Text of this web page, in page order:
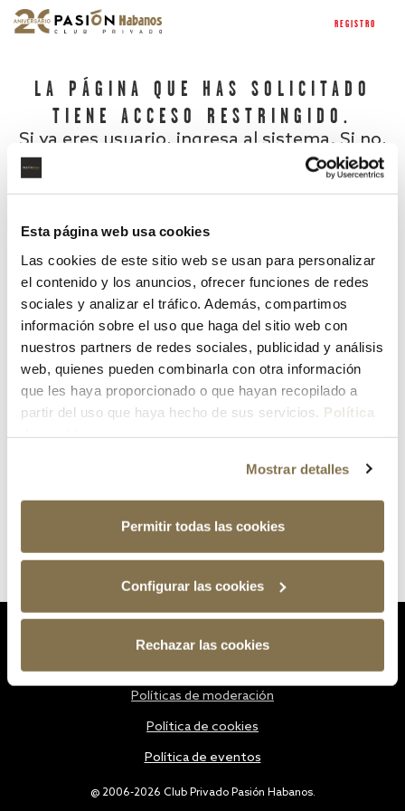
Esta página web usa cookies
Las cookies de este sitio web se usan para personalizar
el contenido y los anuncios, ofrecer funciones de redes
sociales y analizar el tráfico. Además, compartimos
información sobre el uso que haga del sitio web con
nuestros partners de redes sociales, publicidad y análisis
web, quienes pueden combinarla con otra información
que les haya proporcionado o que hayan recopilado a
partir del uso que haya hecho de sus servicios. Política
Mostrar detalles
Permitir todas las cookies
Configurar las cookies
Rechazar las cookies
REGISTRO
LA PÁGINA QUE HAS SOLICITADO
TIENE ACCESO RESTRINGIDO.
Si ya eres usuario, ingresa al sistema. Si no,
¿Has olvidado tu contraseña?
@ 2006-2026 Club Privado Pasión Habanos.
Políticas de moderación
Política de cookies
Política de eventos